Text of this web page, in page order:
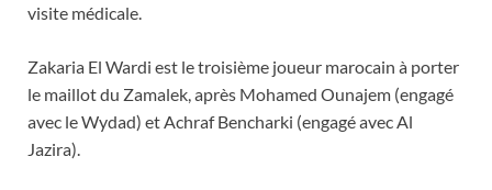
visite médicale.
Zakaria El Wardi est le troisième joueur marocain à porter
le maillot du Zamalek, après Mohamed Ounajem (engagé
avec le Wydad) et Achraf Bencharki (engagé avec Al
Jazira).